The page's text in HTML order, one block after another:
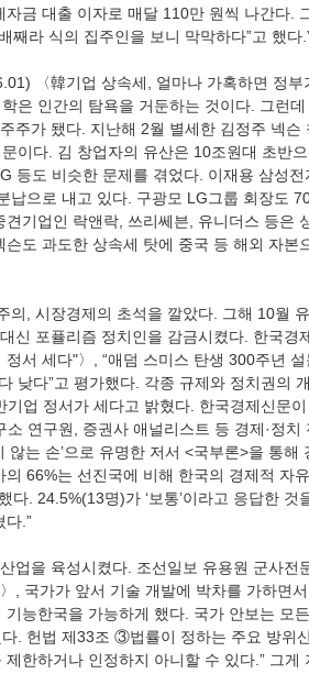
금 대출 이자로 매달 110만 원씩 나간다.
째라 식의 집주인을 보니 막막하다”고 했다
은 인간의 탐욕을 거둔하는 것이다. 그런
주가 됐다. 지난해 2월 별세한 김정주 넥
이다. 김 창업자의 유산은 10조원대 초반
등도 비슷한 문제를 겪었다. 이재용 삼성
납으로 내고 있다. 구광모 LG그룹 회장도
견기업인 락앤락, 쓰리쎄븐, 유니더스 등은
도 과도한 상속세 탓에 중국 등 해외 자
신 포퓰리즘 정치인을 감금시켰다. 한국
서 세다"〉, “애덤 스미스 탄생 300주년
낮다”고 평가했다. 각종 규제와 정치권의
기업 정서가 세다고 밝혔다. 한국경제신문
소 연구원, 증권사 애널리스트 등 경제·정
않는 손’으로 유명한 저서 <국부론>을 통
66%는 선진국에 비해 한국의 경제적 자
다. 24.5%(13명)가 ‘보통’이라고 응답한
다.”
, 국가가 앞서 기술 개발에 박차를 가하면
기능한국을 가능하게 했다. 국가 안보는 모
. 헌법 제33조 ③법률이 정하는 주요 방위
한하거나 인정하지 아니할 수 있다.” 그게